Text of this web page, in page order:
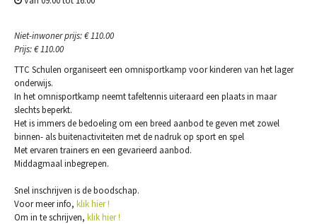
Niet-inwoner prijs: € 110.00
Prijs: € 110.00
TTC Schulen organiseert een omnisportkamp voor kinderen van het lager
onderwijs.
In het omnisportkamp neemt tafeltennis uiteraard een plaats in maar
slechts beperkt.
Het is immers de bedoeling om een breed aanbod te geven met zowel
binnen- als buitenactiviteiten met de nadruk op sport en spel
Met ervaren trainers en een gevarieerd aanbod.
Middagmaal inbegrepen.
Snel inschrijven is de boodschap.
Voor meer info, klik hier !
Om in te schrijven, klik hier !